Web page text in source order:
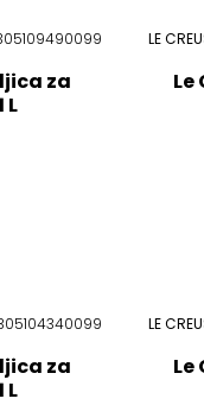
za
L
LE
za
L
LE